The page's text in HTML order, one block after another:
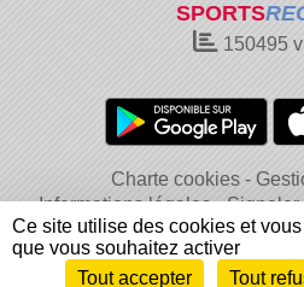
SPORTS
150495
Charte cookies
Informations légales
Signaler
Envie de participer ?
Ce site utilise des cookies et
que vous souhaitez activer
Tout accepter
Tout